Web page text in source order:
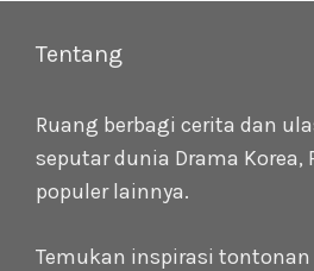
Tentang
Ruang berbagi cerita dan
seputar dunia Drama Korea,
populer lainnya.
Temukan inspirasi tontonan